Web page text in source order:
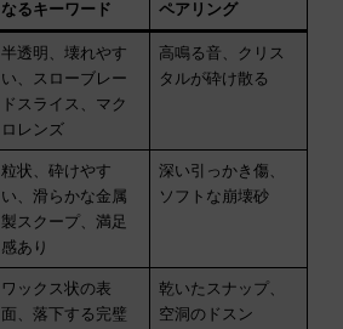
なるキーワード
ペアリング
半透明、壊れやす
い、スローブレー
ドスライス、マク
ロレンズ
高鳴る音、クリス
タルが砕け散る
粒状、砕けやす
い、滑らかな金属
製スクープ、満足
感あり
深い引っかき傷、
ソフトな崩壊砂
ワックス状の表
面、落下する完璧
乾いたスナップ、
空洞のドスン